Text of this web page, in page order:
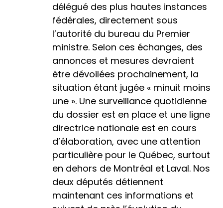
délégué des plus hautes instances
fédérales, directement sous
l’autorité du bureau du Premier
ministre. Selon ces échanges, des
annonces et mesures devraient
être dévoilées prochainement, la
situation étant jugée « minuit moins
une ». Une surveillance quotidienne
du dossier est en place et une ligne
directrice nationale est en cours
d’élaboration, avec une attention
particulière pour le Québec, surtout
en dehors de Montréal et Laval. Nos
deux députés détiennent
maintenant ces informations et